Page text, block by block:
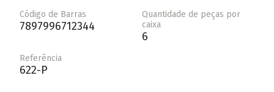
Código de Barras
7897996712344
Quantidade de peças por
caixa
6
Referência
622-P